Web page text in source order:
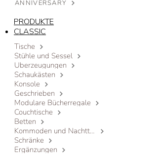
ANNIVERSARY
PRODUKTE
CLASSIC
Tische
Stühle und Sessel
Überzeugungen
Schaukästen
Konsole
Geschrieben
Modulare Bücherregale
Couchtische
Betten
Kommoden und Nachttische
Schränke
Ergänzungen